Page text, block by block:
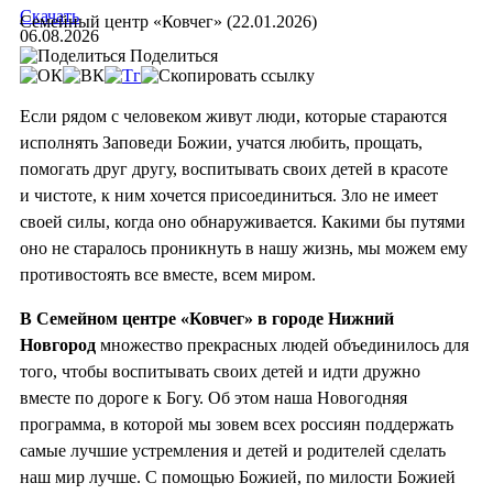
Семейный центр «Ковчег» (22.01.2026)
Скачать
06.08.2026
Поделиться
Если рядом с человеком живут люди, которые стараются
исполнять Заповеди Божии, учатся любить, прощать,
помогать друг другу, воспитывать своих детей в красоте
и чистоте, к ним хочется присоединиться. Зло не имеет
своей силы, когда оно обнаруживается. Какими бы путями
оно не старалось проникнуть в нашу жизнь, мы можем ему
противостоять все вместе, всем миром.
В Семейном центре «Ковчег» в городе Нижний
Новгород множество прекрасных людей объединилось для
того, чтобы воспитывать своих детей и идти дружно
вместе по дороге к Богу. Об этом наша Новогодняя
программа, в которой мы зовем всех россиян поддержать
самые лучшие устремления и детей и родителей сделать
наш мир лучше. С помощью Божией, по милости Божией